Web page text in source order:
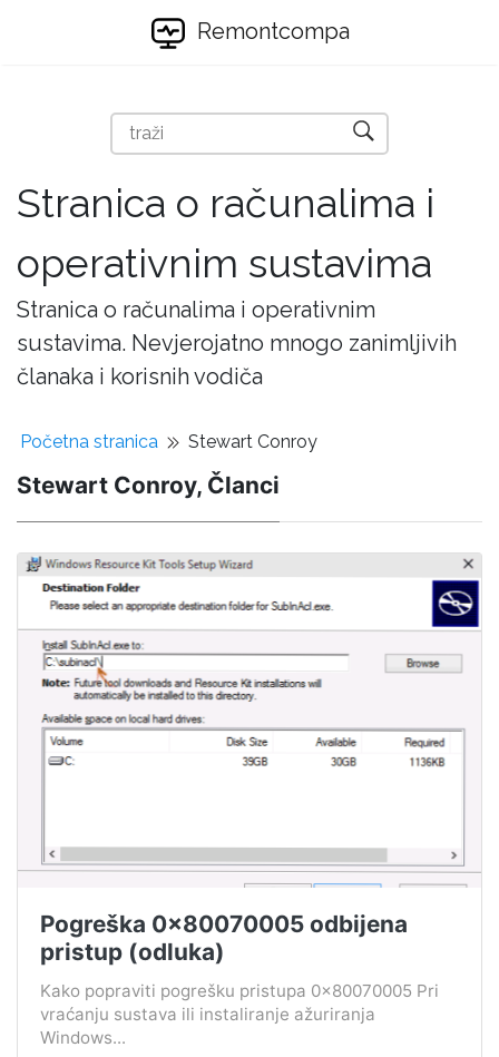
Remontcompa
Stranica o računalima i
operativnim sustavima
Stranica o računalima i operativnim
sustavima. Nevjerojatno mnogo zanimljivih
članaka i korisnih vodiča
Početna stranica Stewart Conroy
Stewart Conroy, Članci
Pogreška 0x80070005 odbijena
pristup (odluka)
Kako popraviti pogrešku pristupa 0x80070005 Pri
vraćanju sustava ili instaliranje ažuriranja
Windows...